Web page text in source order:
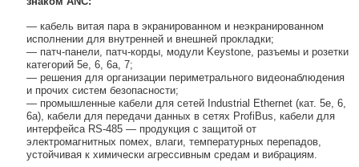
— кабель витая пара в экранированном и неэкранированном
исполнении для внутренней и внешней прокладки;
— патч-панели, патч-корды, модули Keystone, разъемы и розетки
категорий 5е, 6, 6а, 7;
— решения для организации периметрального видеонаблюдения
и прочих систем безопасности;
— промышленные кабели для сетей Industrial Ethernet (кат. 5e, 6,
6а), кабели для передачи данных в сетях ProfiBus, кабели для
интерфейса RS-485 — продукция с защитой от
электромагнитных помех, влаги, температурных перепадов,
устойчивая к химически агрессивным средам и вибрациям.